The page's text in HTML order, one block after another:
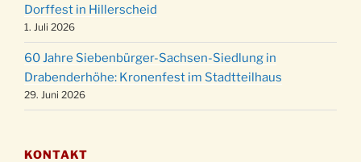
24.12.
Christmette mit der ev. Jugend in der Kirche
um 23:00 Uhr
31.12.
Gottesdienst zu Silvester in der Kirche um
18:00 Uhr
Dorffest in Hillerscheid
1. Juli 2026
60 Jahre Siebenbürger-Sachsen-Siedlung in
Drabenderhöhe: Kronenfest im Stadtteilhaus
29. Juni 2026
KONTAKT